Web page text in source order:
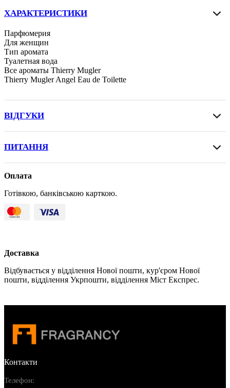
ХАРАКТЕРИСТИКИ
Парфюмерия
Для женщин
Тип аромата
Туалетная вода
Все ароматы Thierry Mugler
Thierry Mugler Angel Eau de Toilette
ВІДГУКИ
ПИТАННЯ
Оплата
Готівкою, банківською карткою.
Доставка
Відбувається у відділення Нової пошти, кур'єром Нової
пошти, відділення Укрпошти, відділення Міст Експрес.
Контакти
Телефон: